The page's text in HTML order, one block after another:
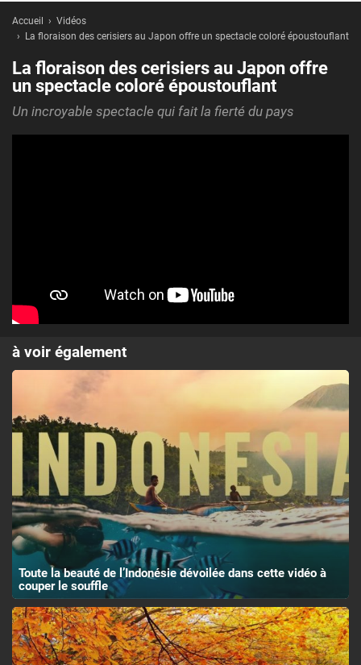
Accueil
Vidéos
La floraison des cerisiers au Japon offre un spectacle coloré époustouflant
La floraison des cerisiers au Japon offre
un spectacle coloré époustouflant
Un incroyable spectacle qui fait la fierté du pays
à voir également
Toute la beauté de l’Indonésie dévoilée dans cette vidéo à
couper le souffle